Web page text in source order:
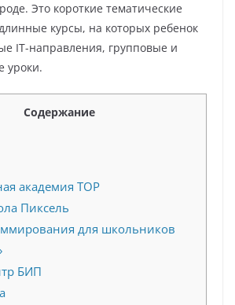
Это короткие тематические
курсы, на которых ребенок
IT-направления, групповые и
уроки.
Содержание
академия TOP
Пиксель
для школьников
БИП